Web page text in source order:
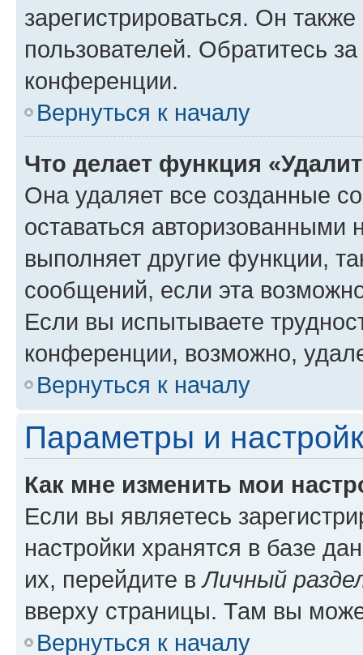
зарегистрироваться. Он
пользователей. Обратитесь
конференции.
Вернуться к началу
Что делает функция
Она удаляет все созданные
оставаться авторизованными
выполняет другие функции,
сообщений, если эта
Если вы испытываете
конференции, возможно,
Вернуться к началу
Параметры и
Как мне изменить мои
Если вы являетесь
настройки хранятся в базе
их, перейдите вЛичный
вверху страницы. Там вы
Вернуться к началу